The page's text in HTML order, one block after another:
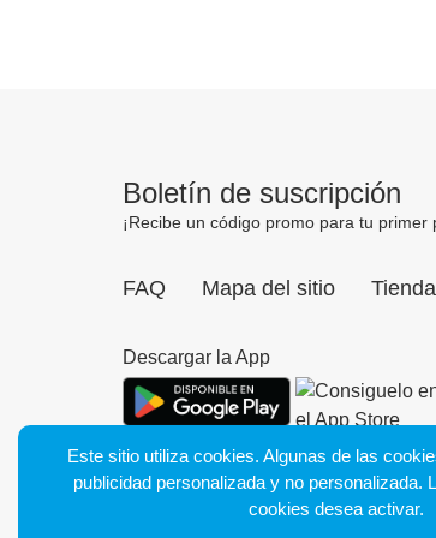
Boletín de suscripción
¡Recibe un código promo para tu primer
FAQ Mapa del sitio
Descargar la App
Este sitio utiliza cookies. Algunas de las
publicidad personalizada y no personalizada.
cookies desea activar.